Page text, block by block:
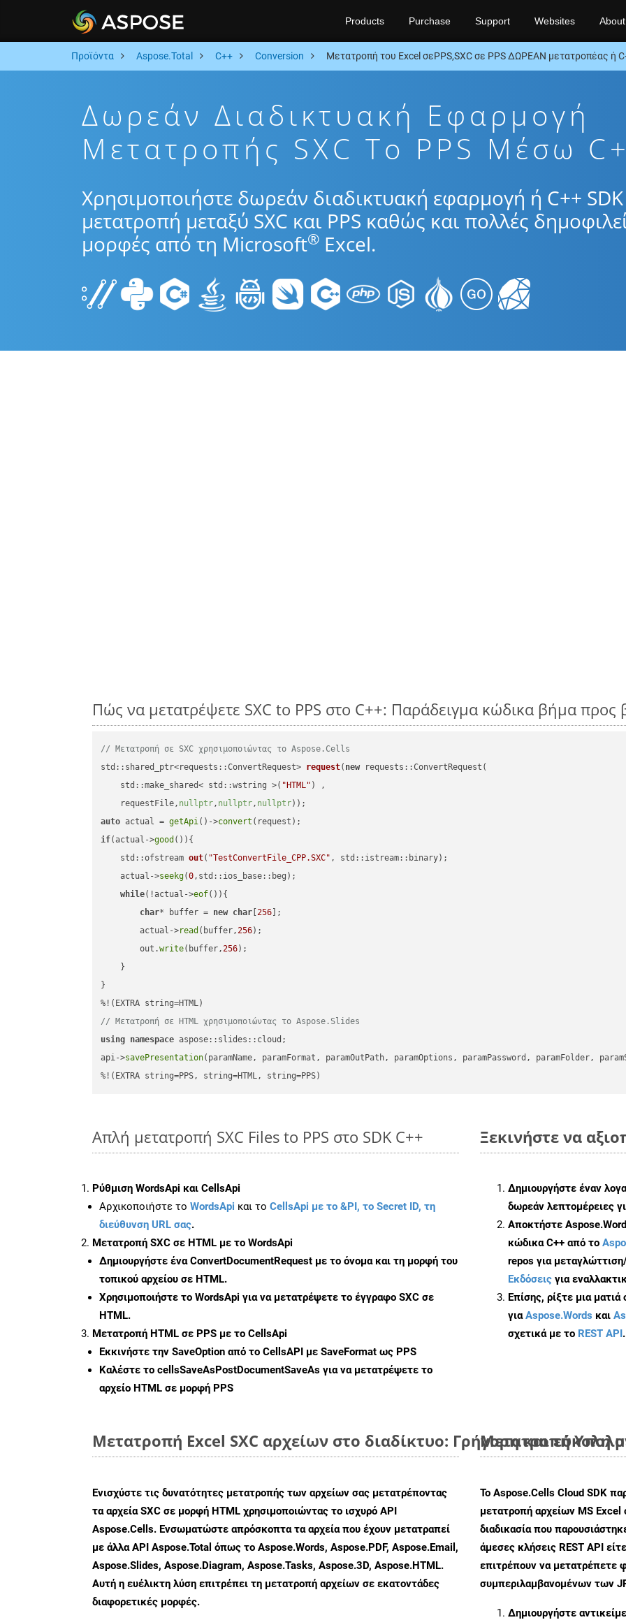
Products Purchase Support Websites About
Προϊόντα Aspose.Total C++ Conversion Μετατροπή του Excel σεPPS,SXC σε PPS ΔΩΡΕΑΝ μετατροπέας ή
Δωρεάν Διαδικτυακή Εφαρμογή
Μετατροπής SXC To PPS Μέσω
Χρησιμοποιήστε δωρεάν διαδικτυακή εφαρμογή ή C++ SDK
μετατροπή μεταξύ SXC και PPS καθώς και πολλές
μορφές από τη Microsoft® Excel.
Πώς να μετατρέψετε SXC to PPS στο C++: Παράδειγμα κώδικα βήμα προς
// Μετατροπή σε SXC χρησιμοποιώντας το Aspose.Cells
std::shared_ptr<requests::ConvertRequest> request( new requests::ConvertRequest(
    std::make_shared< std::wstring >(
"HTML" ) ,
    requestFile,
nullptr, nullptr, nullptr))
auto actual = getApi()->convert
if(actual->good ()){
std::ofstream out( "TestConvertFile_CPP.SXC" , std::istream::binary) ;
    actual->
seekg(0,std::ios_base::beg);
while(!actual->eof()){
char* buffer = new char [256 ];
        actual->
read (buffer,256);
        out.
write(buffer,256);
    }
}
// Μετατροπή σε HTML χρησιμοποιώντας το Aspose.Slides
using namespace aspose::slides::cloud;
api->savePresentation(paramName, paramFormat, paramOutPath, paramOptions, paramPassword, paramFolder,
%!(EXTRA string=PPS, string=HTML, string=PPS)
Απλή μετατροπή SXC Files to PPS στο SDK C++
Ρύθμιση WordsApi και CellsApi
Αρχικοποιήστε το WordsApi και το CellsApi με το &PI, το Secret ID, τη
διεύθυνση URL σας.
Μετατροπή SXC σε HTML με το WordsApi
Δημιουργήστε έναConvertDocumentRequest με το όνομα και τη μορφή του
τοπικού αρχείου σε HTML.
Χρησιμοποιήστε το WordsApi για να μετατρέψετε το έγγραφο SXC σε
HTML.
Μετατροπή HTML σε PPS με το CellsApi
Εκκινήστε την SaveOption από το CellsAPI με SaveFormat ως PPS
Καλέστε το cellsSaveAsPostDocumentSaveAs για να μετατρέψετε το
αρχείο HTML σε μορφή PPS
Ξεκινήστε να
Δημιουργήστε έναν
δωρεάν λεπτομέρειες
Αποκτήστε
κώδικα C++ από το
repos για
Εκδόσεις για
Επίσης, ρίξτε μια
γιαAspose.Words και
σχετικά με το REST API.
Μετατροπή Excel SXC αρχείων στο διαδίκτυο: Γρήγορη και εύκολη
Ενισχύστε τις δυνατότητες μετατροπής των αρχείων σας μετατρέποντας
τα αρχεία SXC σε μορφή HTML χρησιμοποιώντας το ισχυρό API
Aspose.Cells. Ενσωματώστε απρόσκοπτα τα αρχεία που έχουν μετατραπεί
με άλλα API Aspose.Total όπως το Aspose.Words, Aspose.PDF, Aspose.Email,
Aspose.Slides, Aspose.Diagram, Aspose.Tasks, Aspose.3D, Aspose.HTML.
Αυτή η ευέλικτη λύση επιτρέπει τη μετατροπή αρχείων σε εκατοντάδες
διαφορετικές μορφές.
Μετατροπή
Το Aspose.Cells Cloud SDK
μετατροπή αρχείων MS Excel
διαδικασία που
άμεσες κλήσεις REST API
επιτρέπουν να μετατρέπετε
συμπεριλαμβανομένων των
Δημιουργήστε